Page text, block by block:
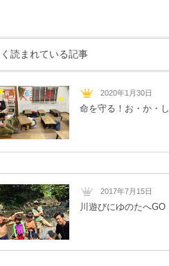
読まれている記事
2020年1月30日
命を守る！お・か・
2017年7月15日
川遊びにゆのたへGO